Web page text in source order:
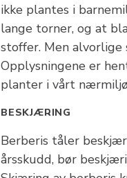
ikke plantes i
lange torner, og at
stoffer. Men alvorlige
Opplysningene er
planter i vårt
BESKJÆRING
Berberis tåler
årsskudd, bør